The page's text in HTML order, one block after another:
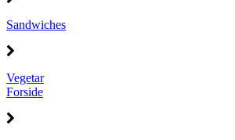
Sandwiches
Vegetar
Forside